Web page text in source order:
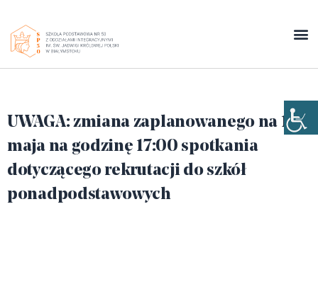
UWAGA: zmiana zaplanowanego na 19
maja na godzinę 17:00 spotkania
dotyczącego rekrutacji do szkół
ponadpodstawowych